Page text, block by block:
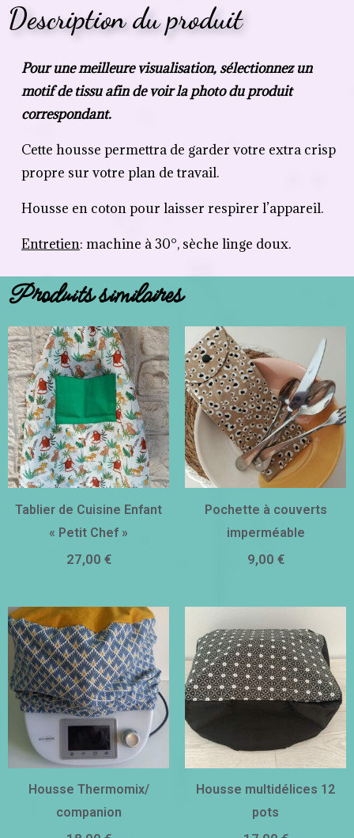
Description du produit
Pour une meilleure visualisation, sélectionnez un
motif de tissu afin de voir la photo du produit
correspondant.
Cette housse permettra de garder votre extra crisp
propre sur votre plan de travail.
Housse en coton pour laisser respirer l’appareil.
Entretien: machine à 30°, sèche linge doux.
Produits similaires
Tablier de Cuisine Enfant
« Petit Chef »
27,00 €
Pochette à couverts
imperméable
9,00 €
Housse Thermomix/
companion
Housse multidélices 12
pots